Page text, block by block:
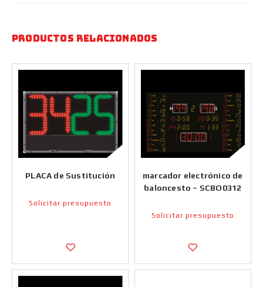
Productos relacionados
PLACA de Sustitución
Solicitar presupuesto
marcador electrónico de
baloncesto – SCBO0312
Solicitar presupuesto